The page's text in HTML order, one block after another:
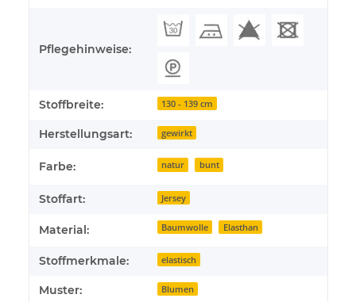
Pflegehinweise:
Stoffbreite: 130 - 139 cm
Herstellungsart: gewirkt
Farbe: natur bunt
Stoffart: Jersey
Material: Baumwolle Elasthan
Stoffmerkmale: elastisch
Muster: Blumen